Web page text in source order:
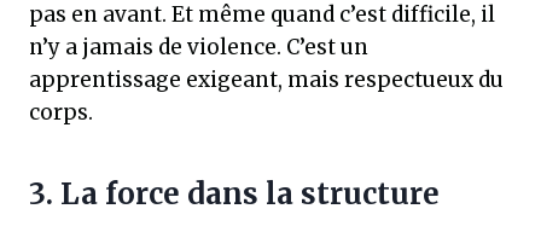
pas en avant. Et même quand c’est difficile, il
n’y a jamais de violence. C’est un
apprentissage exigeant, mais respectueux du
corps.
3. La force dans la structure